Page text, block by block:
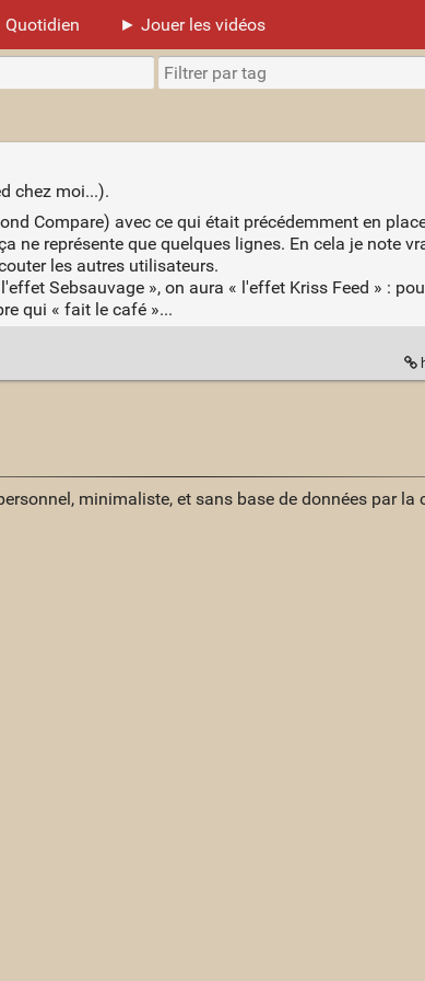
Quotidien ► Jouer les vidéos
chez moi...).
Compare) avec ce qui était précédemment en
ne représente que quelques lignes. En cela je note
les autres utilisateurs.
Sebsauvage », on aura « l'effet Kriss Feed » :
qui « fait le café »...
minimaliste, et sans base de données par la